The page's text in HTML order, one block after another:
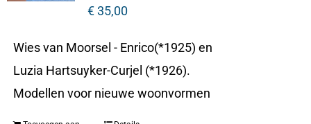
€35,00
Wies van Moorsel - Enrico(*1925) en
Luzia Hartsuyker-Curjel (*1926).
Modellen voor nieuwe woonvormen